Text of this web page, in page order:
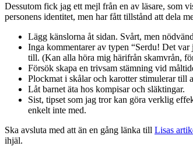
Dessutom fick jag ett mejl från en av läsare, som
personens identitet, men har fått tillstånd att dela
Lägg känslorna åt sidan. Svårt, men
Inga kommentarer av typen “Serdu! Det var
till. (Kan alla höra mig härifrån skamvrån,
Försök skapa en trivsam stämning vid
Plockmat i skålar och karotter stimulerar till
Låt barnet äta hos kompisar och släktingar.
Sist, tipset som jag tror kan göra verklig
enkelt inte med.
Ska avsluta med att än en gång länka till Lisas
ihjäl.